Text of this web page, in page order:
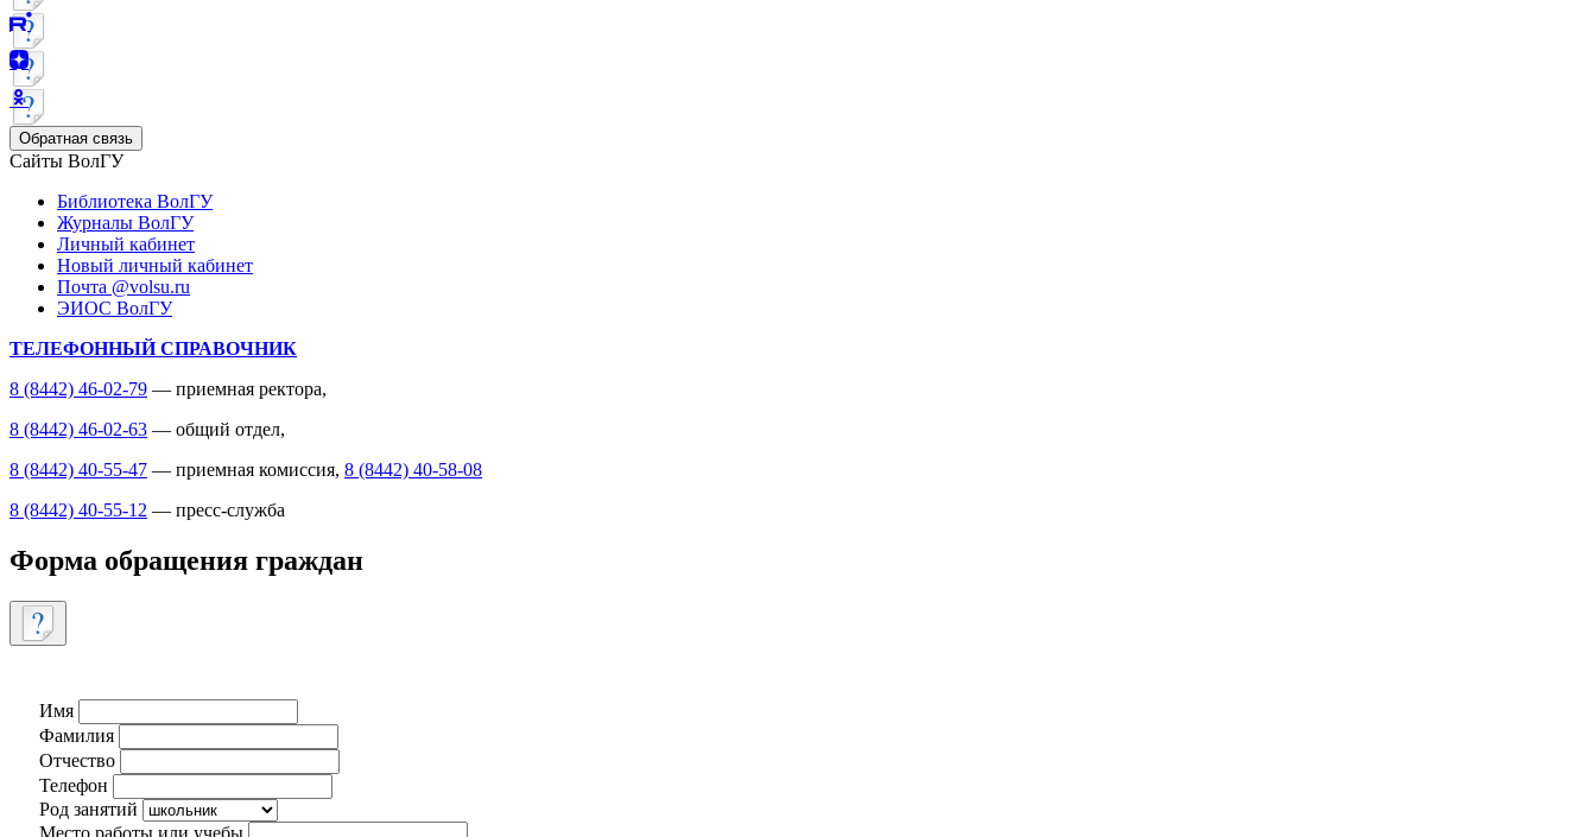
Обратная связь
Сайты ВолГУ
Библиотека ВолГУ
Журналы ВолГУ
Личный кабинет
Новый личный кабинет
Почта @volsu.ru
ЭИОС ВолГУ
ТЕЛЕФОННЫЙ СПРАВОЧНИК
8 (8442) 46-02-79 — приемная ректора,
8 (8442) 46-02-63 — общий отдел,
8 (8442) 40-55-47 — приемная комиссия, 8 (8442) 40-58-08
8 (8442) 40-55-12 — пресс-служба
Форма обращения граждан
Имя
Фамилия
Отчество
Телефон
Род занятий